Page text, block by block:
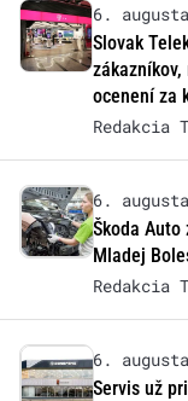
6.
Slovak
ocenení za
Redakcia
6.
Škoda Auto
Mladej
Redakcia
6.
Servis už